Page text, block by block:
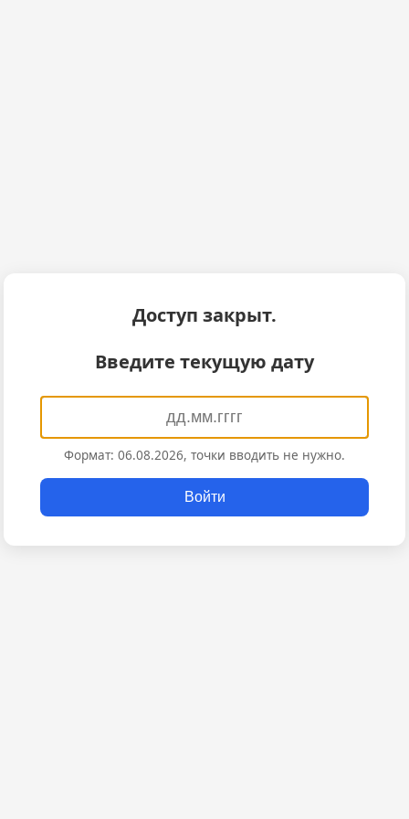
Доступ закрыт.
Введите текущую дату
Формат: 06.08.2026, точки вводить не нужно.
Войти